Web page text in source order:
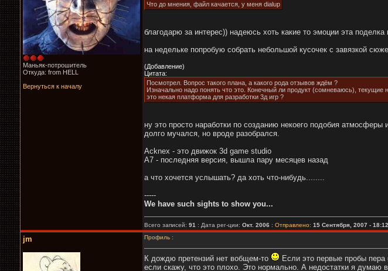
Маньяк-потрошитель
Откуда: from HELL
Вернуться к началу
Что до мнения, файл качается, у меня dialup
благодарю за интерес)) надеюсь хоть какие то эмоции эта поделка
на недельке попробую собрать небольшой кусочек с завязкой
(Добавление)
Цитата:
Посмотрел. Вопрос такого плана, а какого рода отзывов ждём ?
Изначально надо понять что это. Конечный ли продукт (сомневаюсь),
это некая платформа для разработки 3д игр ?
ну это просто наработки по созданию некоего подобия
долго мучался, но вроде разобрался.
Acknex - это движок 3d game studio
A7 - последняя версия, вышла пару месяцев назад
а что хочется услышать? да хоть что-нибудь........
-----
We have such sights to show you...
Всего записей: 91 : Дата рег-ции: Окт. 2006 : Отправлено: 15 Сентября, 2007 -
jm Профиль :
К дождю претензий нет вобщем-то
Если это первые пробы пера
если скажу, что это плохо. Это нормально. А недостатки я думаю